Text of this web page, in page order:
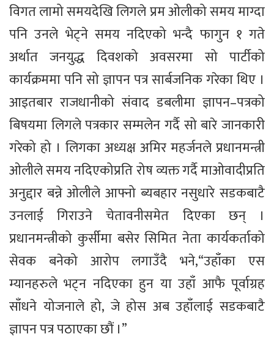
विगत लामो समयदेखि लिगले प्रम ओलीको समय माग्दा
पनि उनले भेट्ने समय नदिएको भन्दै फागुन १ गते
अर्थात जनयुद्ध दिवशको अवसरमा सो पार्टीको
कार्यक्रममा पनि सो ज्ञापन पत्र सार्बजनिक गरेका थिए ।
आइतबार राजधानीको संवाद डबलीमा ज्ञापन–पत्रको
बिषयमा लिगले पत्रकार सम्मलेन गर्दै सो बारे जानकारी
गरेको हो । लिगका अध्यक्ष अमिर महर्जनले प्रधानमन्त्री
ओलीले समय नदिएकोप्रति रोष व्यक्त गर्दै माओवादीप्रति
अनुद्दार बन्ने ओलीले आफ्नो ब्यबहार नसुधारे सडकबाटै
उनलाई गिराउने चेतावनीसमेत दिएका छन् ।
प्रधानमन्त्रीको कुर्सीमा बसेर सिमित नेता कार्यकर्ताको
सेवक बनेको आरोप लगाउँदै भने,“उहाँका एस
म्यानहरुले भट्न नदिएका हुन या उहाँ आफै पूर्वाग्रह
साँधने योजनाले हो, जे होस अब उहाँलाई सडकबाटै
ज्ञापन पत्र पठाएका छौं ।”